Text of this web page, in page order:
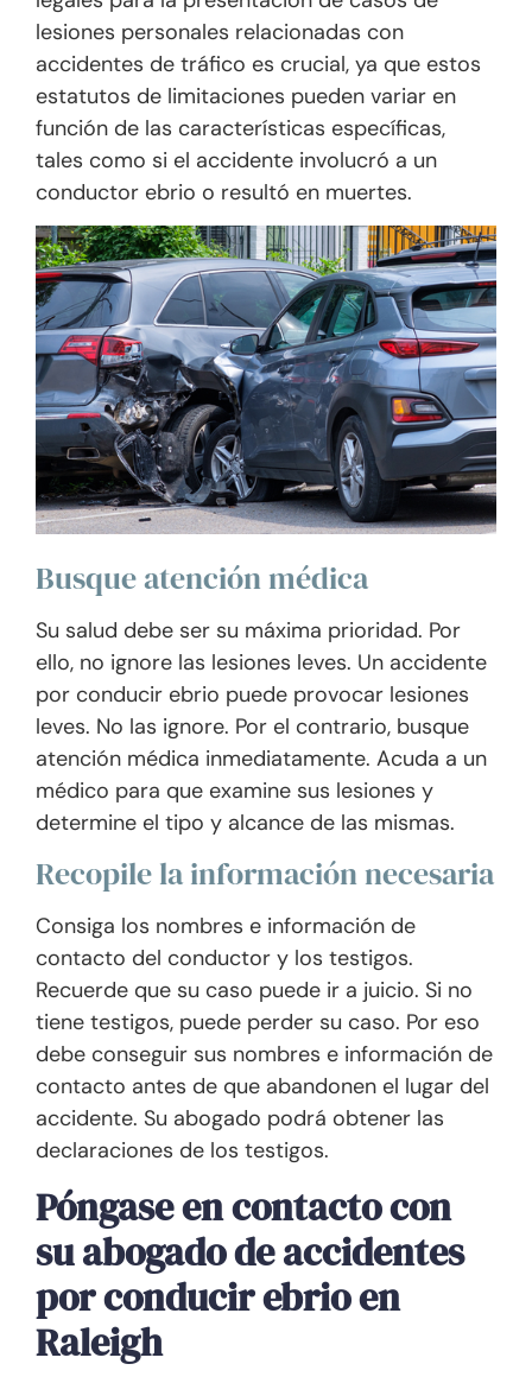
lesiones personales relacionadas con
accidentes de tráfico es crucial, ya que estos
estatutos de limitaciones pueden variar en
función de las características específicas,
tales como si el accidente involucró a un
conductor ebrio o resultó en muertes.
Busque atención médica
Su salud debe ser su máxima prioridad. Por
ello, no ignore las lesiones leves. Un accidente
por conducir ebrio puede provocar lesiones
leves. No las ignore. Por el contrario, busque
atención médica inmediatamente. Acuda a un
médico para que examine sus lesiones y
determine el tipo y alcance de las mismas.
Recopile la información necesaria
Consiga los nombres e información de
contacto del conductor y los testigos.
Recuerde que su caso puede ir a juicio. Si no
tiene testigos, puede perder su caso. Por eso
debe conseguir sus nombres e información de
contacto antes de que abandonen el lugar del
accidente. Su abogado podrá obtener las
declaraciones de los testigos.
Póngase en contacto con
su abogado de accidentes
por conducir ebrio en
Raleigh